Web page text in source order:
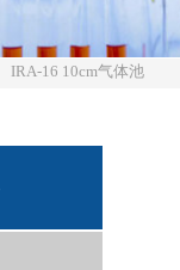
IRA-16 10cm气体池